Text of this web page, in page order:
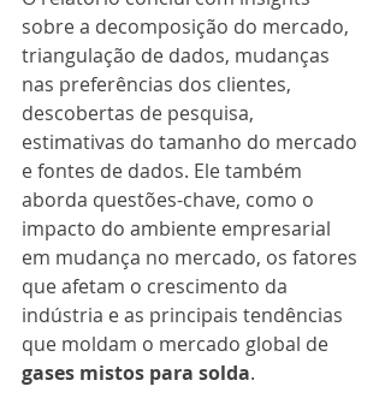
sobre a decomposição do mercado,
triangulação de dados, mudanças
nas preferências dos clientes,
descobertas de pesquisa,
estimativas do tamanho do mercado
e fontes de dados. Ele também
aborda questões-chave, como o
impacto do ambiente empresarial
em mudança no mercado, os fatores
que afetam o crescimento da
indústria e as principais tendências
que moldam o mercado global de
gases mistos para solda.